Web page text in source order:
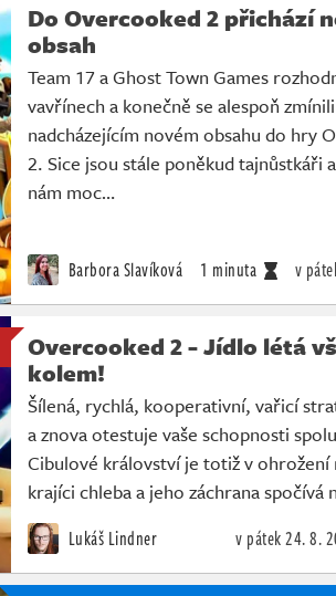
Do Overcooked 2 přichází
obsah
Team 17 a Ghost Town Games
vavřínech a konečně se alespoň
nadcházejícím novém obsahu do hry
2. Sice jsou stále poněkud tajnůstkáři
nám moc…
Barbora Slavíková 1 minuta v
Overcooked 2 - Jídlo létá
kolem!
Šílená, rychlá, kooperativní, vařicí
a znova otestuje vaše schopnosti
Cibulové království je totiž v
krajíci chleba a jeho záchrana spočívá
Lukáš Lindner v pátek24. 8.